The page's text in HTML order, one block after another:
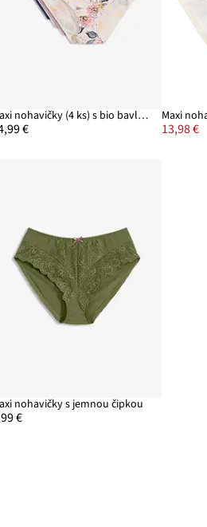
Maxi nohavičky (4 ks) s bio bavlnou
€
Maxi
13,98 €
nohavičky s jemnou čipkou
€